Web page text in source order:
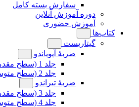
سفارش بسته کامل
دوره آموزش آنلاین
آموزش حضوری
کتاب‌ها
گیتاریست
ضربۀ آپویاندو
جلد 1 (سطح مقدماتی)
جلد 2 (سطح متوسط)
ضربۀ تیراندو
جلد 3 (سطح مقدماتی)
جلد 4 (سطح متوسط)